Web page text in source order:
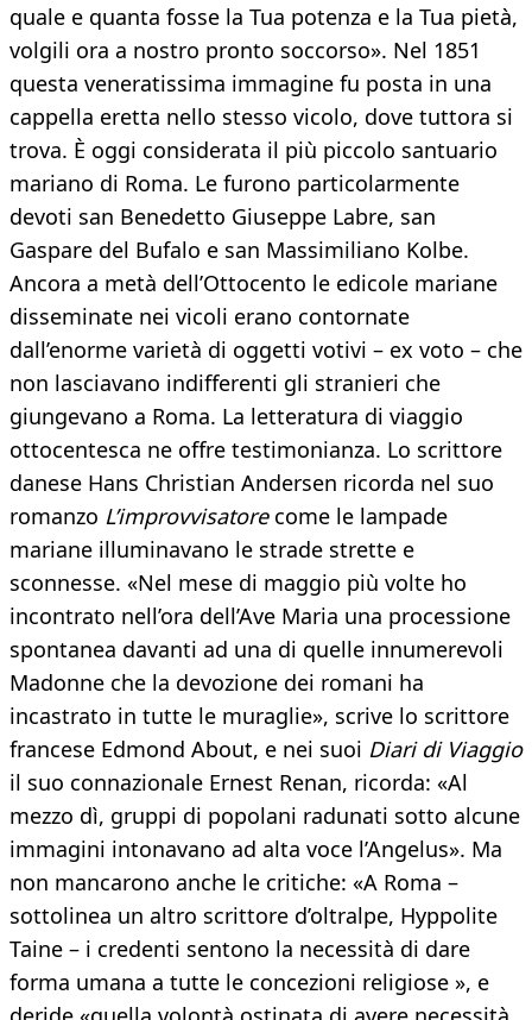
quale e quanta fosse la Tua potenza e la Tua pietà,
volgili ora a nostro pronto soccorso». Nel 1851
questa veneratissima immagine fu posta in una
cappella eretta nello stesso vicolo, dove tuttora si
trova. È oggi considerata il più piccolo santuario
mariano di Roma. Le furono particolarmente
devoti san Benedetto Giuseppe Labre, san
Gaspare del Bufalo e san Massimiliano Kolbe.
Ancora a metà dell’Ottocento le edicole mariane
disseminate nei vicoli erano contornate
dall’enorme varietà di oggetti votivi – ex voto – che
non lasciavano indifferenti gli stranieri che
giungevano a Roma. La letteratura di viaggio
ottocentesca ne offre testimonianza. Lo scrittore
danese Hans Christian Andersen ricorda nel suo
romanzo L’improvvisatorecome le lampade
mariane illuminavano le strade strette e
sconnesse. «Nel mese di maggio più volte ho
incontrato nell’ora dell’Ave Maria una processione
spontanea davanti ad una di quelle innumerevoli
Madonne che la devozione dei romani ha
incastrato in tutte le muraglie», scrive lo scrittore
francese Edmond About, e nei suoi Diari di Viaggio
il suo connazionale Ernest Renan, ricorda: «Al
mezzo dì, gruppi di popolani radunati sotto alcune
immagini intonavano ad alta voce l’Angelus». Ma
non mancarono anche le critiche: «A Roma –
sottolinea un altro scrittore d’oltralpe, Hyppolite
Taine – i credenti sentono la necessità di dare
forma umana a tutte le concezioni religiose », e